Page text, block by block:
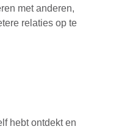
met anderen,
relaties op te
hebt ontdekt en